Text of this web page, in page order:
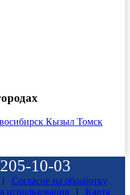
Кызыл Томск
205-10-03
|
Согласие на обработку
использования | Карта